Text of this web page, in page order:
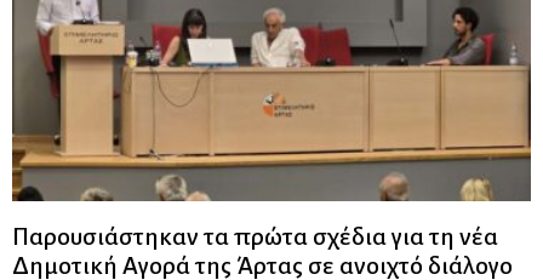
Παρουσιάστηκαν τα πρώτα σχέδια για τη νέα
Δημοτική Αγορά της Άρτας σε ανοιχτό διάλογο